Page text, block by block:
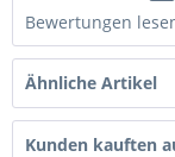
Bewertungen
Ähnliche Artikel
Kunden kauften